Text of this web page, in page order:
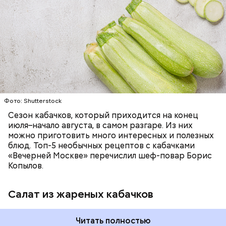
Фото: Shutterstock
Сезон кабачков, который приходится на конец
июля–начало августа, в самом разгаре. Из них
можно приготовить много интересных и полезных
блюд. Топ-5 необычных рецептов с кабачками
«Вечерней Москве» перечислил шеф-повар Борис
Копылов.
Салат из жареных кабачков
Читать полностью
ЕДА ОВОЩИ РЕЦЕПТЫ
Вред дыни
Фото: Shutterstock
А врач-эндокринолог Алексей Калинчев рассказал,
что существует множество блюд, где используют
— Наиболее распространенные борщ, щи, котлеты,
салаты, лаваш с творогом и сыром, пироги, омлет,
запеканка. Щавеля там везде используется
немного, поэтому никакого вреда от него не будет.
Чем разнообразнее рацион питания человека, тем
лучше. Потому что это исключает вероятность
возникновения дефицитов микроэлементов, —
заверил специалист.